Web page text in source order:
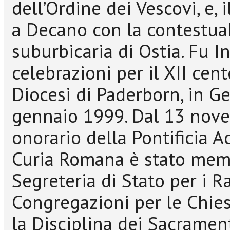
dell’Ordine dei Vescovi,
a Decano con la
suburbicaria di Ostia. Fu
celebrazioni per il XII
Diocesi di Paderborn, in
gennaio 1999. Dal 13
onorario della Pontificia
Curia Romana è stato
Segreteria di Stato per i
Congregazioni per le
la Disciplina dei